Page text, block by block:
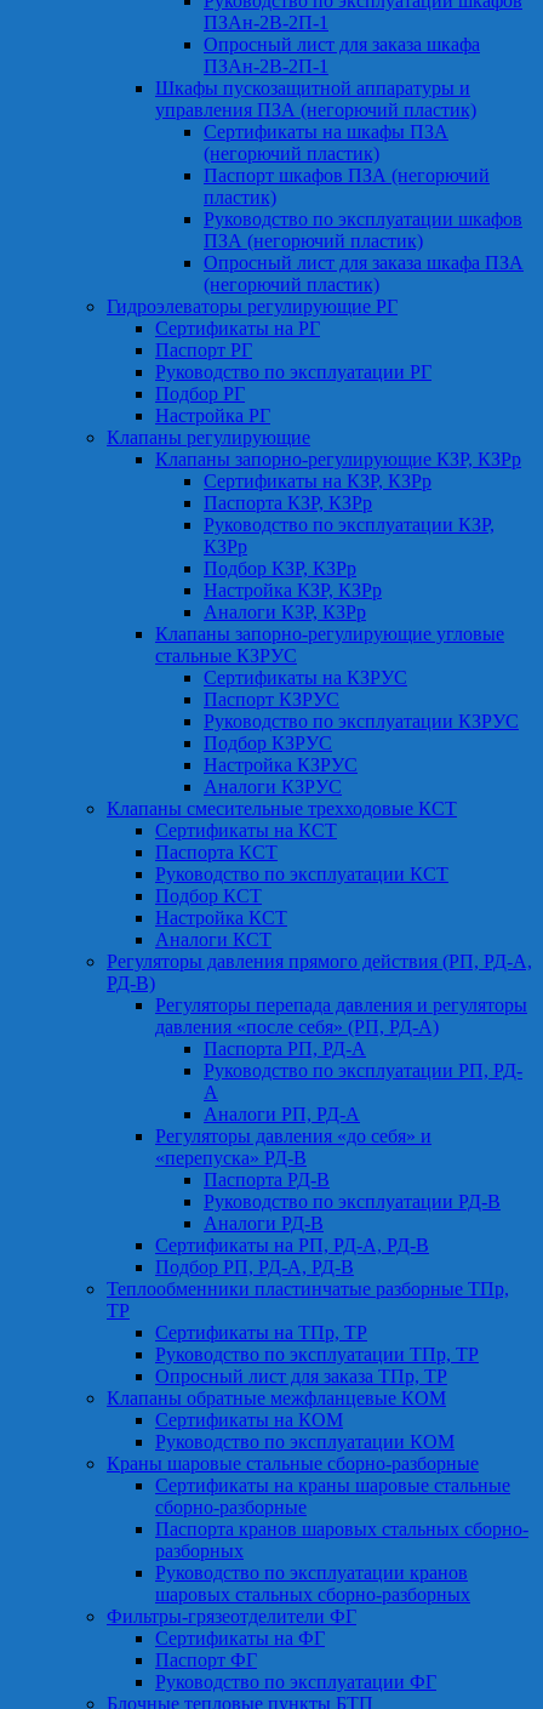
ПЗАн-2В-2П-1
Опросный лист для заказа шкафа
ПЗАн-2В-2П-1
Шкафы пускозащитной аппаратуры и
управления ПЗА (негорючий пластик)
Сертификаты на шкафы ПЗА
(негорючий пластик)
Паспорт шкафов ПЗА (негорючий
пластик)
Руководство по эксплуатации шкафов
ПЗА (негорючий пластик)
Опросный лист для заказа шкафа ПЗА
(негорючий пластик)
Гидроэлеваторы регулирующие РГ
Сертификаты на РГ
Паспорт РГ
Руководство по эксплуатации РГ
Подбор РГ
Настройка РГ
Клапаны регулирующие
Клапаны запорно-регулирующие КЗР, КЗРр
Сертификаты на КЗР, КЗРр
Паспорта КЗР, КЗРр
Руководство по эксплуатации КЗР,
КЗРр
Подбор КЗР, КЗРр
Настройка КЗР, КЗРр
Аналоги КЗР, КЗРр
Клапаны запорно-регулирующие угловые
стальные КЗРУС
Сертификаты на КЗРУС
Паспорт КЗРУС
Руководство по эксплуатации КЗРУС
Подбор КЗРУС
Настройка КЗРУС
Аналоги КЗРУС
Клапаны смесительные трехходовые КСТ
Сертификаты на КСТ
Паспорта КСТ
Руководство по эксплуатации КСТ
Подбор КСТ
Настройка КСТ
Аналоги КСТ
Регуляторы давления прямого действия (РП, РД-А,
РД-В)
Регуляторы перепада давления и регуляторы
давления «после себя» (РП, РД-А)
Паспорта РП, РД-А
Руководство по эксплуатации РП, РД-
А
Аналоги РП, РД-А
Регуляторы давления «до себя» и
«перепуска» РД-В
Паспорта РД-В
Руководство по эксплуатации РД-В
Аналоги РД-В
Сертификаты на РП, РД-А, РД-В
Подбор РП, РД-А, РД-В
Теплообменники пластинчатые разборные ТПр,
ТР
Сертификаты на ТПр, ТР
Руководство по эксплуатации ТПр, ТР
Опросный лист для заказа ТПр, ТР
Клапаны обратные межфланцевые КОМ
Сертификаты на КОМ
Руководство по эксплуатации КОМ
Краны шаровые стальные сборно-разборные
Сертификаты на краны шаровые стальные
сборно-разборные
Паспорта кранов шаровых стальных сборно-
разборных
Руководство по эксплуатации кранов
шаровых стальных сборно-разборных
Фильтры-грязеотделители ФГ
Сертификаты на ФГ
Паспорт ФГ
Руководство по эксплуатации ФГ
Блочные тепловые пункты БТП